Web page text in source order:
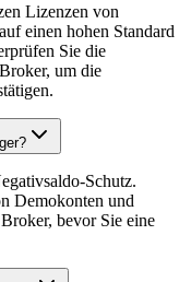
Lizenzen von
einen hohen Standard
Sie die
um die
Schutz.
Demokonten und
bevor Sie eine